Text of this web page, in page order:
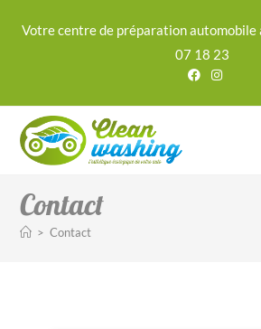
Votre centre de préparation automobile
07 18 23
Contact
> Contact